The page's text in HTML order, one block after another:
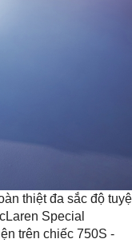
thiệt đa sắc độ
Special
trên chiếc 750S -